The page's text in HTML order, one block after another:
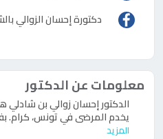
دكتورةإحسان الزوالي
معلومات عن الدكتور
الدكتور إحسان زوالي بن
يخدم المرضى في تونس، كرام.
المزيد